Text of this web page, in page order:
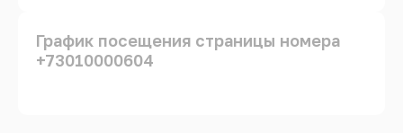
График посещения страницы номера
+73010000604